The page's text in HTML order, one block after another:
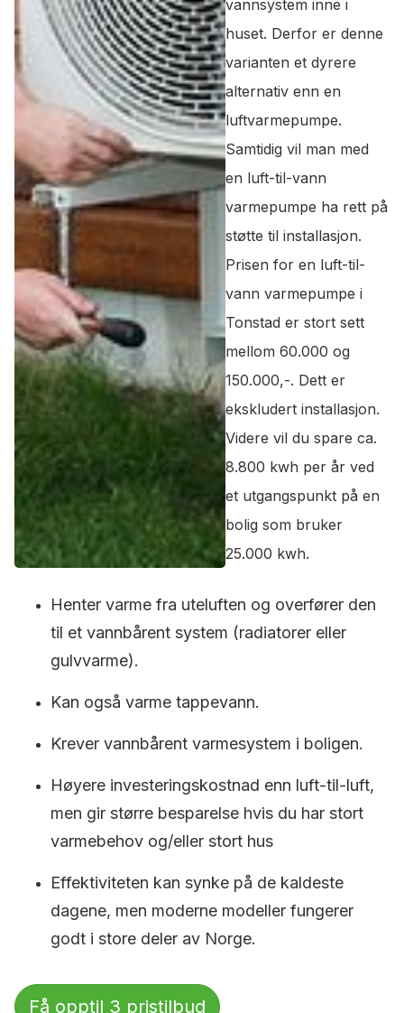
vannsystem inne i
huset. Derfor er denne
varianten et dyrere
alternativ enn en
luftvarmepumpe.
Samtidig vil man med
en luft-til-vann
varmepumpe ha rett på
støtte til installasjon.
Prisen for en luft-til-
vann varmepumpe i
Tonstad er stort sett
mellom 60.000 og
150.000,-. Dett er
ekskludert installasjon.
Videre vil du spare ca.
8.800 kwh per år ved
et utgangspunkt på en
bolig som bruker
25.000 kwh.
Henter varme fra uteluften og overfører den
til et vannbårent system (radiatorer eller
gulvvarme).
Kan også varme tappevann.
Krever vannbårent varmesystem i boligen.
Høyere investeringskostnad enn luft-til-luft,
men gir større besparelse hvis du har stort
varmebehov og/eller stort hus
Effektiviteten kan synke på de kaldeste
dagene, men moderne modeller fungerer
godt i store deler av Norge.
Få opptil 3 pristilbud